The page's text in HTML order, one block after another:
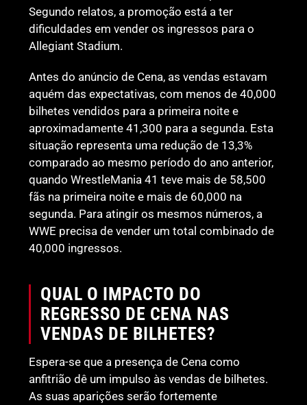
Segundo relatos, a promoção está a ter
dificuldades em vender os ingressos para o
Allegiant Stadium.
Antes do anúncio de Cena, as vendas estavam
aquém das expectativas, com menos de 40,000
bilhetes vendidos para a primeira noite e
aproximadamente 41,300 para a segunda. Esta
situação representa uma redução de 13,3%
comparado ao mesmo período do ano anterior,
quando WrestleMania 41 teve mais de 58,500
fãs na primeira noite e mais de 60,000 na
segunda. Para atingir os mesmos números, a
WWE precisa de vender um total combinado de
40,000 ingressos.
QUAL O IMPACTO DO
REGRESSO DE CENA NAS
VENDAS DE BILHETES?
Espera-se que a presença de Cena como
anfitrião dê um impulso às vendas de bilhetes.
As suas aparições serão fortemente